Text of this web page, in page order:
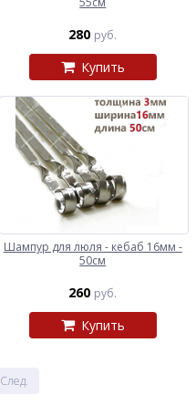
280 руб.
Купить
Шампур для люля - кебаб 16мм -
50см
260 руб.
Купить
След.